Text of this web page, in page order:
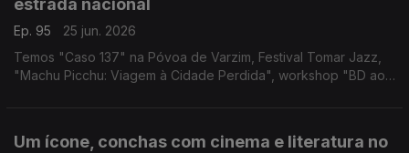
estrada nacional
Ep. 95
25 jun. 2026
Temos "Caso 137" na Póvoa de Varzim, Festival Tomar Jazz,
"Machu Picchu: Viagem à Cidade Perdida", workshop "BD ao
Um ícone, conchas com cinema e literatura no